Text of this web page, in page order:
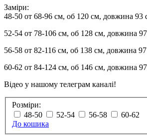
Заміри:
48-50 от 68-96 см, об 120 см, довжина 93
52-54 от 78-106 см, об 128 см, довжина
56-58 от 82-116 см, об 138 см, довжина
60-62 от 84-124 см, об 146 см, довжина
Відео у нашому телеграм каналі!
Розміри:
48-50
52-54 56-58
60-62
До кошика